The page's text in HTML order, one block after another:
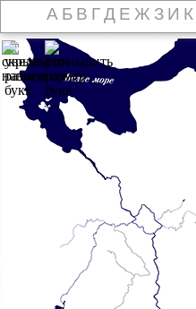
А Б В Г Д Е Ж З И К